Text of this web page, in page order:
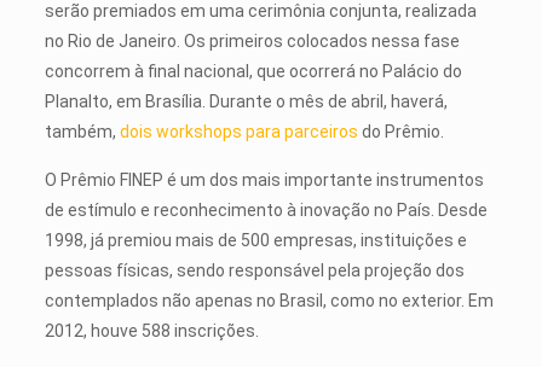
serão premiados em uma cerimônia conjunta, realizada
no Rio de Janeiro. Os primeiros colocados nessa fase
concorrem à final nacional, que ocorrerá no Palácio do
Planalto, em Brasília. Durante o mês de abril, haverá,
também, dois workshops para parceiros do Prêmio.
O Prêmio FINEP é um dos mais importante instrumentos
de estímulo e reconhecimento à inovação no País. Desde
1998, já premiou mais de 500 empresas, instituições e
pessoas físicas, sendo responsável pela projeção dos
contemplados não apenas no Brasil, como no exterior. Em
2012, houve 588 inscrições.